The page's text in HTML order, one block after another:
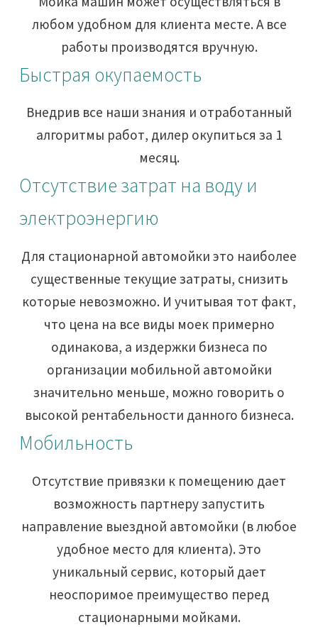
любом удобном для клиента месте. А все
работы производятся вручную.
Быстрая окупаемость
Внедрив все наши знания и отработанный
алгоритмы работ, дилер окупиться за 1
месяц.
Отсутствие затрат на воду и
электроэнергию
Для стационарной автомойки это наиболее
существенные текущие затраты, снизить
которые невозможно. И учитывая тот факт,
что цена на все виды моек примерно
одинакова, а издержки бизнеса по
организации мобильной автомойки
значительно меньше, можно говорить о
высокой рентабельности данного бизнеса.
Мобильность
Отсутствие привязки к помещению дает
возможность партнеру запустить
направление выездной автомойки (в любое
удобное место для клиента). Это
уникальный сервис, который дает
неоспоримое преимущество перед
стационарными мойками.